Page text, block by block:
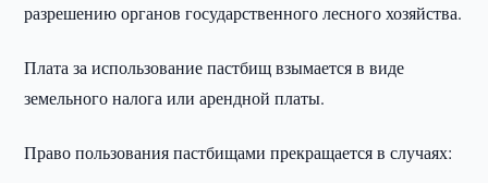
разрешению органов государственного лесного хозяйства.
Плата за использование пастбищ взымается в виде
земельного налога или арендной платы.
Право пользования пастбищами прекращается в случаях: